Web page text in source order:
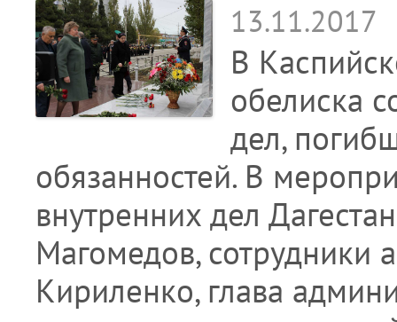
13.11.2017
В
обелиска
дел,
обязанностей. В
внутренних дел
Магомедов, сотрудники
Кириленко, глава